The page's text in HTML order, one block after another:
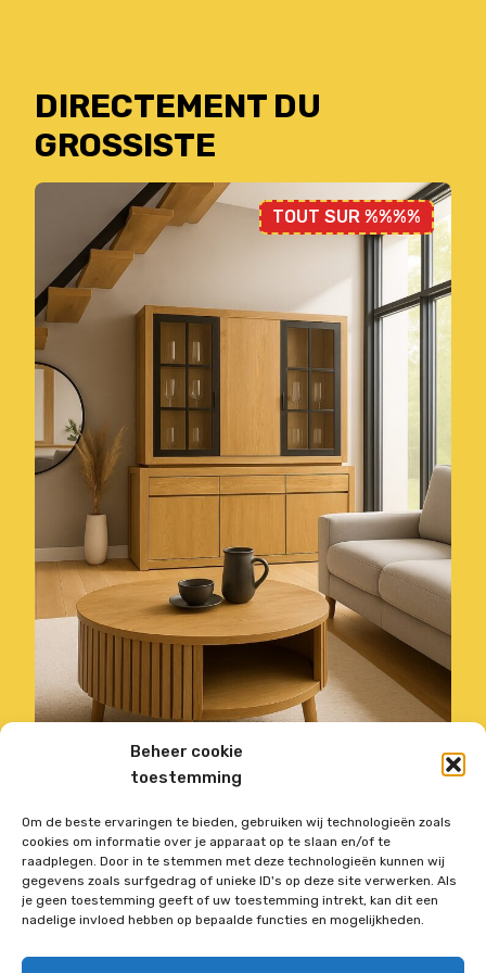
Beheer cookie
toestemming
Om de beste ervaringen te bieden, gebruiken wij technologieën zoals
cookies om informatie over je apparaat op te slaan en/of te
raadplegen. Door in te stemmen met deze technologieën kunnen wij
gegevens zoals surfgedrag of unieke ID's op deze site verwerken. Als
je geen toestemming geeft of uw toestemming intrekt, kan dit een
nadelige invloed hebben op bepaalde functies en mogelijkheden.
DIRECTEMENT DU
GROSSISTE
DIRECTEMENT DU GROSSISTE
TOUT SUR %%%%
Offre précédente Offre suivante